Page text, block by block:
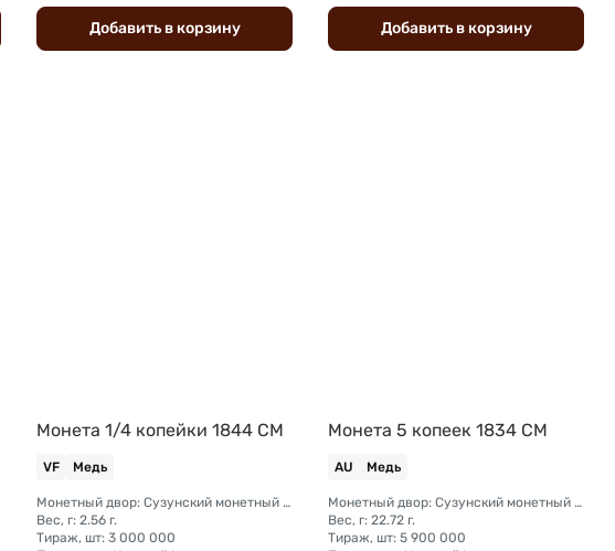
Добавить вкорзину Добавить вкорзину
Монета 1/4 копейки 1844 СМ
VF Медь
Монетный двор: Сузунский монетный двор (Сибирь)
Вес, г: 2.56 г.
Тираж, шт: 3 000 000
Монета 5 копеек 1834 СМ
AU Медь
Монетный двор: Сузунский монетный двор (Сибирь)
Вес, г: 22.72 г.
Тираж, шт: 5 900 000